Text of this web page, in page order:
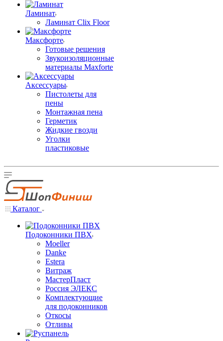
Ламинат
Ламинат Clix Floor
Максфорте
Готовые решения
Звукоизоляционные
материалы Maxforte
Аксессуары
Пистолеты для
пены
Монтажная пена
Герметик
Жидкие гвозди
Уголки
пластиковые
Каталог
Подоконники ПВХ
Moeller
Danke
Estera
Витраж
МастерПласт
Россия ЭЛЕКС
Комплектующие
для подоконников
Откосы
Отливы